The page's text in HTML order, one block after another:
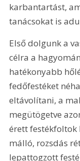
karbantartást,
tanácsokat is
Első dolgunk a
célra a
hatékonyabb
fedőfestéket
eltávolítani, a
megütögetve
érett festékfoltok
málló, rozsdás
lepattogzott